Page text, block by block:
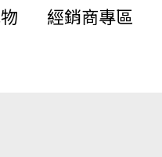
經銷商專區